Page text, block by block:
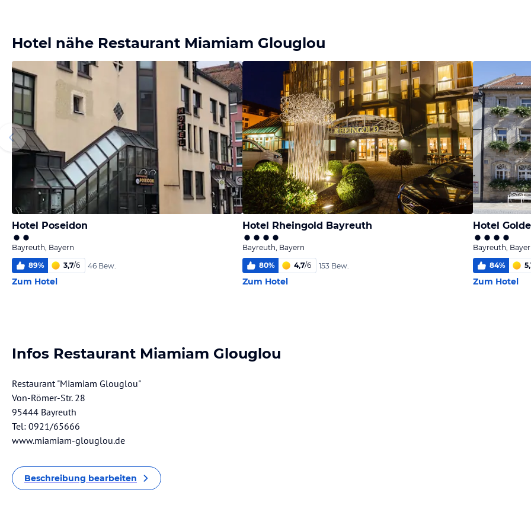
Hotel nähe Restaurant Miamiam Glouglou
Hotel Poseidon
Bayreuth, Bayern
89% 3,7/6 46 Bew.
Zum Hotel
Hotel Rheingold Bayreuth
Bayreuth, Bayern
80% 4,7/6 153 Bew.
Zum Hotel
Hotel
Bayreuth,
84%
Zum Hotel
Infos Restaurant Miamiam Glouglou
Restaurant "Miamiam Glouglou"
Von-Römer-Str. 28
95444 Bayreuth
Tel: 0921/65666
www.miamiam-glouglou.de
Beschreibung bearbeiten